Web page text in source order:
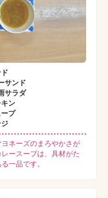
ド
サンド
サラダ
ン
プ
ネーズのまろやかさが
ースープは、具材がた
一品です。